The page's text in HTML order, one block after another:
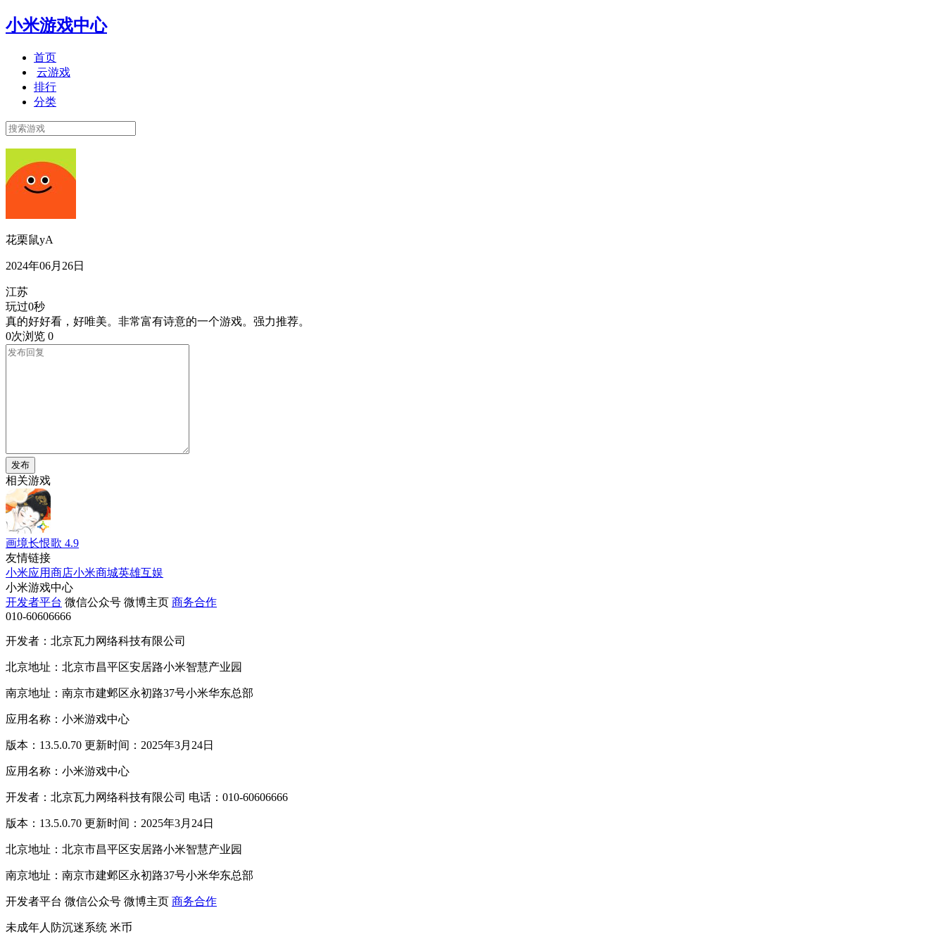
小米游戏中心
首页
云游戏
排行
分类
花栗鼠yA
2024年06月26日
江苏
玩过0秒
真的好好看，好唯美。非常富有诗意的一个游戏。强力推荐。
0次浏览 0
发布
相关游戏
画境长恨歌 4.9
友情链接
小米应用商店小米商城英雄互娱
小米游戏中心
开发者平台 微信公众号 微博主页 商务合作
010-60606666
开发者：北京瓦力网络科技有限公司
北京地址：北京市昌平区安居路小米智慧产业园
南京地址：南京市建邺区永初路37号小米华东总部
应用名称：小米游戏中心
版本：13.5.0.70 更新时间：2025年3月24日
应用名称：小米游戏中心
开发者：北京瓦力网络科技有限公司 电话：010-60606666
版本：13.5.0.70 更新时间：2025年3月24日
北京地址：北京市昌平区安居路小米智慧产业园
南京地址：南京市建邺区永初路37号小米华东总部
开发者平台 微信公众号 微博主页 商务合作
未成年人防沉迷系统 米币